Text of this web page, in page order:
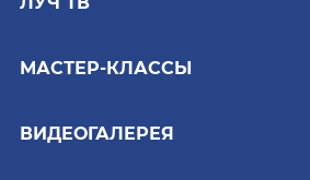
МАСТЕР-КЛАССЫ
ВИДЕОГАЛЕРЕЯ